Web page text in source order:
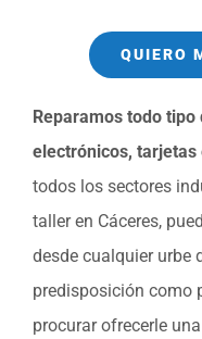
QUIERO
Reparamos todo
electrónicos,
todos los sectores
taller en Cáceres,
desde cualquier urbe
predisposición como
procurar ofrecerle